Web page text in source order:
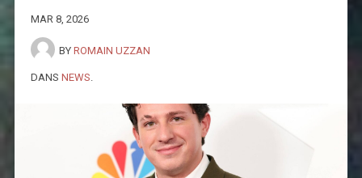
MAR 8, 2026
BY ROMAIN UZZAN
DANS NEWS